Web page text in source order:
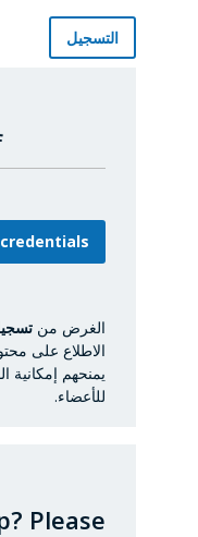
التسجيل
الغرض من
الاطلاع على
يمنحهم
للأعضاء.
Please